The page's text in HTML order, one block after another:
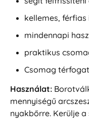
kellemes, férfias
mindennapi
praktikus
Csomag
Használat:
mennyiségű
nyakbőrre. Kerülje